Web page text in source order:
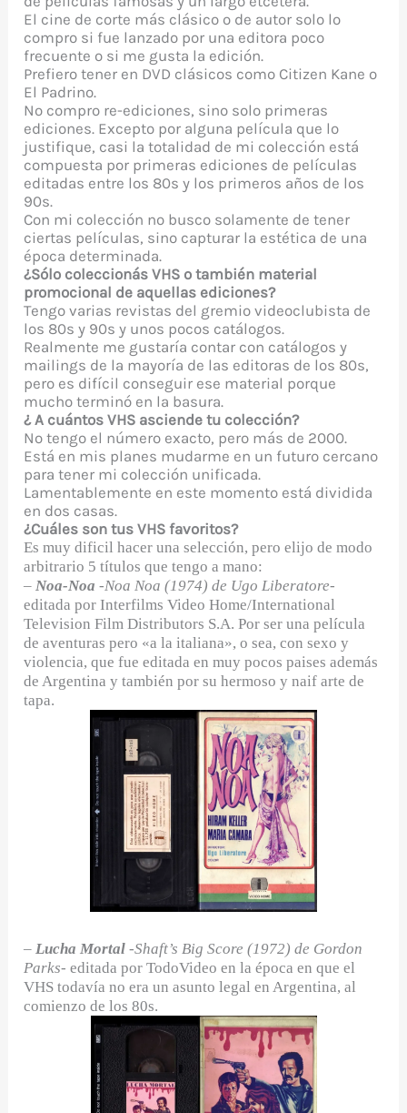
El cine de corte más clásico o de autor solo lo
compro si fue lanzado por una editora poco
frecuente o si me gusta la edición.
Prefiero tener en DVD clásicos como Citizen Kane o
El Padrino.
No compro re-ediciones, sino solo primeras
ediciones. Excepto por alguna película que lo
justifique, casi la totalidad de mi colección está
compuesta por primeras ediciones de películas
editadas entre los 80s y los primeros años de los
90s.
Con mi colección no busco solamente de tener
ciertas películas, sino capturar la estética de una
época determinada.
¿Sólo coleccionás VHS o también material
promocional de aquellas ediciones?
Tengo varias revistas del gremio videoclubista de
los 80s y 90s y unos pocos catálogos.
Realmente me gustaría contar con catálogos y
mailings de la mayoría de las editoras de los 80s,
pero es difícil conseguir ese material porque
mucho terminó en la basura.
¿ A cuántos VHS asciende tu colección?
No tengo el número exacto, pero más de 2000.
Está en mis planes mudarme en un futuro cercano
para tener mi colección unificada.
Lamentablemente en este momento está dividida
en dos casas.
¿Cuáles son tus VHS favoritos?
Es muy dificil hacer una selección, pero elijo de modo
arbitrario 5 títulos que tengo a mano:
–Noa-Noa -Noa Noa (1974) de Ugo Liberatore-
editada por Interfilms Video Home/International
Television Film Distributors S.A. Por ser una película
de aventuras pero «a la italiana», o sea, con sexo y
violencia, que fue editada en muy pocos paises además
de Argentina y también por su hermoso y naif arte de
tapa.
–Lucha Mortal -Shaft’s Big Score (1972) de Gordon
Parks- editada por TodoVideo en la época en que el
VHS todavía no era un asunto legal en Argentina, al
comienzo de los 80s.